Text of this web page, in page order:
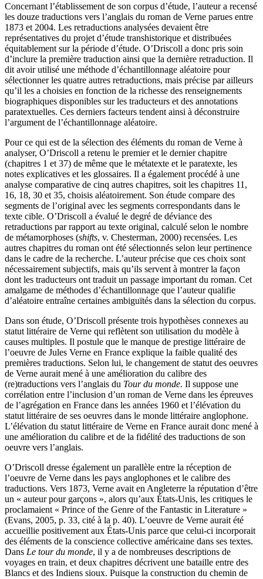
Concernant l’établissement de son corpus d’étude, l’auteur a recensé
les douze traductions vers l’anglais du roman de Verne parues entre
1873 et 2004. Les retraductions analysées devaient être
représentatives du projet d’étude transhistorique et distribuées
équitablement sur la période d’étude. O’Driscoll a donc pris soin
d’inclure la première traduction ainsi que la dernière retraduction. Il
dit avoir utilisé une méthode d’échantillonnage aléatoire pour
sélectionner les quatre autres retraductions, mais précise par ailleurs
qu’il les a choisies en fonction de la richesse des renseignements
biographiques disponibles sur les traducteurs et des annotations
paratextuelles. Ces derniers facteurs tendent ainsi à déconstruire
l’argument de l’échantillonnage aléatoire.
Pour ce qui est de la sélection des éléments du roman de Verne à
analyser, O’Driscoll a retenu le premier et le dernier chapitre
(chapitres 1 et 37) de même que le métatexte et le paratexte, les
notes explicatives et les glossaires. Il a également procédé à une
analyse comparative de cinq autres chapitres, soit les chapitres 11,
16, 18, 30 et 35, choisis aléatoirement. Son étude compare des
segments de l’original avec les segments correspondants dans le
texte cible. O’Driscoll a évalué le degré de déviance des
retraductions par rapport au texte original, calculé selon le nombre
de métamorphoses (shifts, v. Chesterman, 2000) recensées. Les
autres chapitres du roman ont été sélectionnés selon leur pertinence
dans le cadre de la recherche. L’auteur précise que ces choix sont
nécessairement subjectifs, mais qu’ils servent à montrer la façon
dont les traducteurs ont traduit un passage important du roman. Cet
amalgame de méthodes d’échantillonnage que l’auteur qualifie
d’aléatoire entraîne certaines ambiguïtés dans la sélection du corpus.
Dans son étude, O’Driscoll présente trois hypothèses connexes au
statut littéraire de Verne qui reflètent son utilisation du modèle à
causes multiples. Il postule que le manque de prestige littéraire de
l’oeuvre de Jules Verne en France explique la faible qualité des
premières traductions. Selon lui, le changement de statut des oeuvres
de Verne aurait mené à une amélioration du calibre des
(re)traductions vers l’anglais du Tour du monde. Il suppose une
corrélation entre l’inclusion d’un roman de Verne dans les épreuves
de l’agrégation en France dans les années 1960 et l’élévation du
statut littéraire de ses oeuvres dans le monde littéraire anglophone.
L’élévation du statut littéraire de Verne en France aurait donc mené à
une amélioration du calibre et de la fidélité des traductions de son
oeuvre vers l’anglais.
O’Driscoll dresse également un parallèle entre la réception de
l’oeuvre de Verne dans les pays anglophones et le calibre des
traductions. Vers 1873, Verne avait en Angleterre la réputation d’être
un « auteur pour garçons », alors qu’aux États-Unis, les critiques le
proclamaient « Prince of the Genre of the Fantastic in Literature »
(Evans, 2005, p. 33, cité à la p. 40). L’oeuvre de Verne aurait été
accueillie positivement aux États-Unis parce que celui-ci incorporait
des éléments de la conscience collective américaine dans ses textes.
Dans Le tour du monde, il y a de nombreuses descriptions de
voyages en train, et deux chapitres décrivent une bataille entre des
Blancs et des Indiens sioux. Puisque la construction du chemin de